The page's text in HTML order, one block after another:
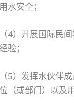
用水安全；
（4）开展国际民
经验；
（5）发挥水伙伴
位（或部门）以及